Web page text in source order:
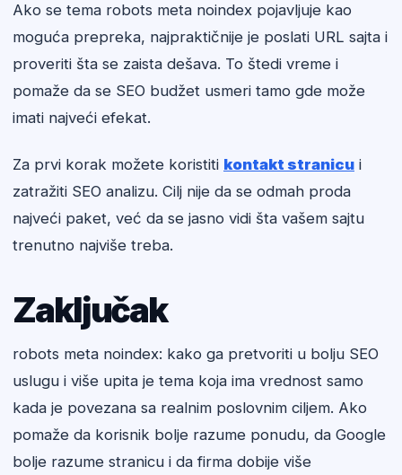
Ako se tema robots meta noindex pojavljuje kao
moguća prepreka, najpraktičnije je poslati URL sajta i
proveriti šta se zaista dešava. To štedi vreme i
pomaže da se SEO budžet usmeri tamo gde može
imati najveći efekat.
Za prvi korak možete koristiti kontakt stranicu i
zatražiti SEO analizu. Cilj nije da se odmah proda
najveći paket, već da se jasno vidi šta vašem sajtu
trenutno najviše treba.
Zaključak
robots meta noindex: kako ga pretvoriti u bolju SEO
uslugu i više upita je tema koja ima vrednost samo
kada je povezana sa realnim poslovnim ciljem. Ako
pomaže da korisnik bolje razume ponudu, da Google
bolje razume stranicu i da firma dobije više